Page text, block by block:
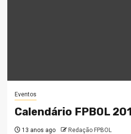
Eventos
Calendário FPBOL
13 anos ago Redação FPBOL